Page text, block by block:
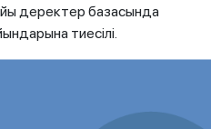
деректер базасында
тиесілі.